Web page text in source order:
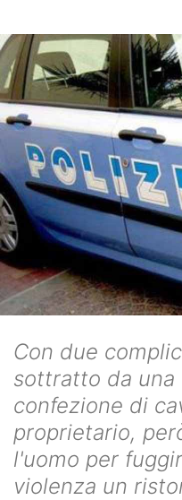
Con due
sottratto da una
confezione di
proprietario,
l'uomo per
violenza un